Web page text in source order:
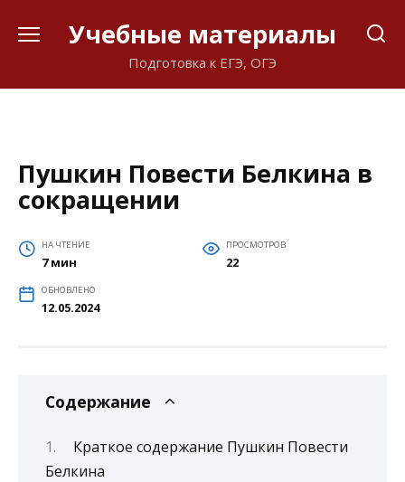
Учебные материалы
Подготовка к ЕГЭ, ОГЭ
Пушкин Повести Белкина в
сокращении
НА ЧТЕНИЕ
7 мин
ПРОСМОТРОВ
22
ОБНОВЛЕНО
12.05.2024
Содержание
Краткое содержание Пушкин Повести
Белкина